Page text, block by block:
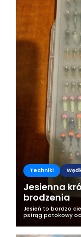
Techniki
Jesienna
brodzenia
Jesień to bardzo
pstrąg potokowy
lipień na którym...